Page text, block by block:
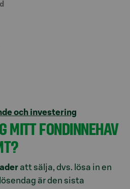
och investering
MITT FONDINNEHAV
att sälja, dvs. lösa in en
är den sista